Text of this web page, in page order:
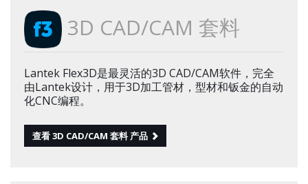
3D CAD/CAM 套料
Lantek Flex3D是最灵活的3D CAD/CAM软件，完全
由Lantek设计，用于3D加工管材，型材和钣金的自动
化CNC编程。
查看 3D CAD/CAM 套料 产品